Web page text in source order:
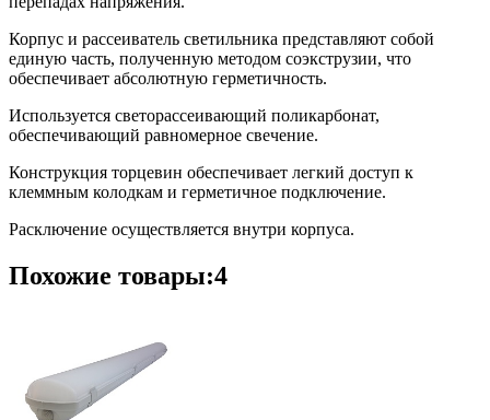
Корпус и рассеиватель светильника представляют собой
единую часть, полученную методом соэкструзии, что
обеспечивает абсолютную герметичность.
Используется светорассеивающий поликарбонат,
обеспечивающий равномерное свечение.
Конструкция торцевин обеспечивает легкий доступ к
клеммным колодкам и герметичное подключение.
Расключение осуществляется внутри корпуса.
Похожие товары:4